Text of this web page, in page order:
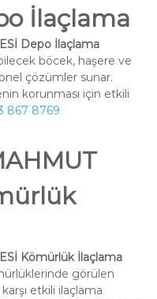
İlaçlama
Depo İlaçlama
böcek, haşere ve
çözümler sunar.
korunması için etkili
867 8769
Kömürlük İlaçlama
görülen
etkili ilaçlama